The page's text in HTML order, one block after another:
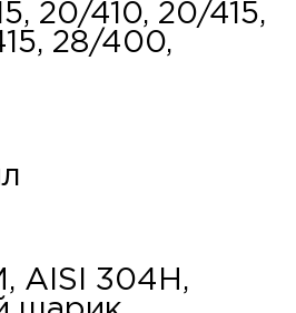
20/410, 20/415,
28/400,
AISI 304H,